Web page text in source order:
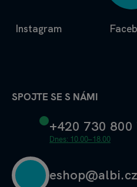
Instagram
SPOJTE SE S NÁMI
+420 730 800
Dnes: 10.00–18.00
eshop@albi.cz